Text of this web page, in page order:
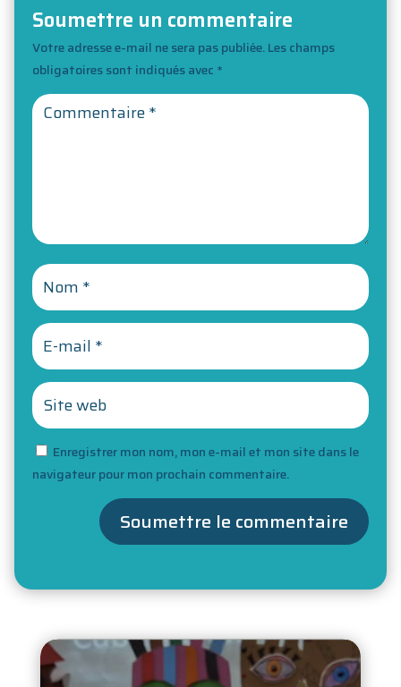
Soumettre un commentaire
Votre adresse e-mail ne sera pas publiée.Les champs
obligatoires sont indiqués avec *
Enregistrer mon nom, mon e-mail et mon site dans le
navigateur pour mon prochain commentaire.
Soumettre le commentaire